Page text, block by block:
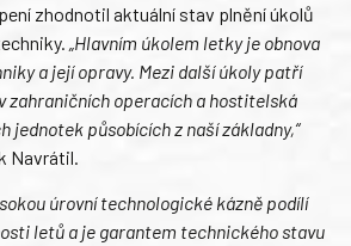
zhodnotil aktuální stav plnění úkolů
„Hlavním úkolem letky je obnova
a její opravy. Mezi další úkoly patří
zahraničních operacích a hostitelská
jednotek působících z naší základny,“
Navrátil.
úrovní technologické kázně podílí
letů a je garantem technického stavu